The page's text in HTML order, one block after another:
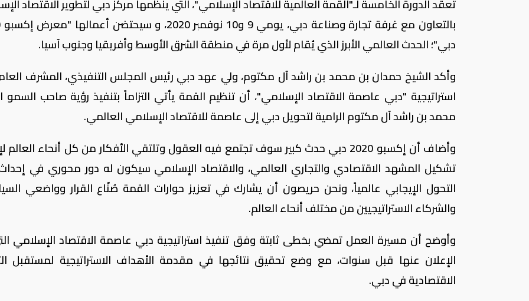
تُعقد الدورة الخامسة لـ"القمة العالمية للاقتصاد الإسلامي"، التي ينظمها مركز دبي لتطوير الاقتصاد
دبي"؛ الحدث العالمي الأبرز الذي يُقام لأول مرة في منطقة الشرق الأوسط وأفريقيا وجنوب آسيا.
وأكد الشيخ حمدان بن محمد بن راشد آل مكتوم، ولي عهد دبي رئيس المجلس التنفيذي، المشرف
استراتيجية "دبي عاصمة الاقتصاد الإسلامي"، أن تنظيم القمة يأتي التزاماً بتنفيذ رؤية صاحب السمو
محمد بن راشد آل مكتوم الرامية لتحويل دبي إلى عاصمة للاقتصاد الإسلامي العالمي.
وأضاف أن إكسبو 2020 دبي حدث كبير سوف تجتمع فيه العقول وتلتقي الأفكار من كل أنحاء العالم
تشكيل المشهد الاقتصادي والتجاري العالمي، والاقتصاد الإسلامي سيكون له دور محوري في
التحول الإيجابي عالمياً، ونحن حريصون أن يشارك في تعزيز حوارات القمة صُنّاع القرار وواضعي
والشركاء الاستراتيجيين من مختلف أنحاء العالم.
وأوضح أن مسيرة العمل تمضي بخطى ثابتة وفق تنفيذ استراتيجية دبي عاصمة الاقتصاد الإسلامي
الإعلان عنها قبل سنوات، مع وضع تحقيق نتائجها في مقدمة الأهداف الاستراتيجية لمستقبل
الاقتصادية في دبي.